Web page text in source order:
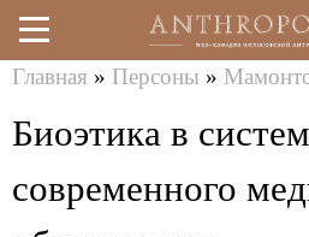
Перейти
к
здесь
Главная » Персоны »
Биоэтика в
современного